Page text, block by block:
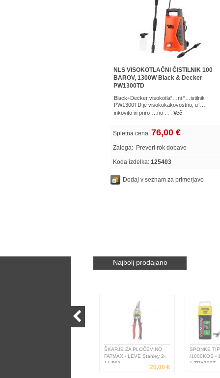
NLS VISOKOTLAČNI ČISTILNIK 100
BAROV, 1300W Black & Decker
PW1300TD
Black+Decker visokotla“…ni “…istilnik
PW1300TD je visokokakovostno, u“…
inkovito in priro“…no . . . Več
Spletna cena: 76,00 €
Zaloga: Preveri rok dobave
Koda izdelka: 125403
Dodaj v seznam za primerjavo
Najbolj prodajano
ŠKARJE ZA PLOČEVINO
FATMAX - LEVE Stanley 2-
14-562
20,00 €
SPONKE
/1000KOS -
1-TRA709T